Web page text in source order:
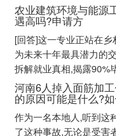
农业建筑环境与能源
遇高吗?申请方
[回答]这一专业正站在
为未来十年最具潜力的
拆解就业真相,揭露90%
河南6人掉入面筋加
的原因可能是什么?
作为一名本地人,听到这
了这种事故,无论是受害